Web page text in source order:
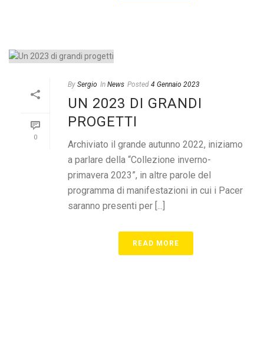
0
By Sergio In News Posted 4 Gennaio 2023
UN 2023 DI GRANDI
PROGETTI
Archiviato il grande autunno 2022, iniziamo
a parlare della “Collezione inverno-
primavera 2023”, in altre parole del
programma di manifestazioni in cui i Pacer
saranno presenti per [...]
READ MORE